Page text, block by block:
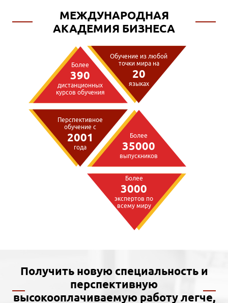
МЕЖДУНАРОДНАЯ
АКАДЕМИЯ БИЗНЕСА
Более
390
дистанционных
курсов обучения
Обучение из любой
точки мира на
20
языках
Более
3000
экспертов по
всему миру
Перспективное
обучение с
2001
года
Более
35000
выпускников
Получить новую специальность и
перспективную
высокооплачиваемую работу легче,